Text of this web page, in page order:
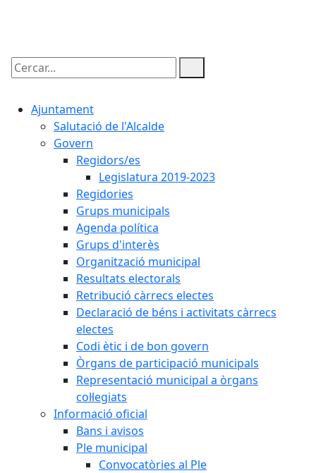
Cercar:
Ajuntament
Salutació de l'Alcalde
Govern
Regidors/es
Legislatura 2019-2023
Regidories
Grups municipals
Agenda política
Grups d'interès
Organització municipal
Resultats electorals
Retribució càrrecs electes
Declaració de béns i activitats càrrecs
electes
Codi ètic i de bon govern
Òrgans de participació municipals
Representació municipal a òrgans
col·legiats
Informació oficial
Bans i avisos
Ple municipal
Convocatòries al Ple